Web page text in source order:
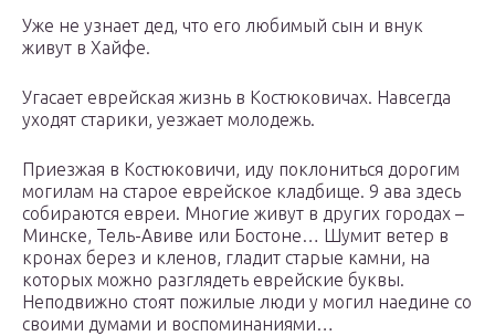
Уже не узнает дед, что его любимый сын и внук
живут в Хайфе.
Угасает еврейская жизнь в Костюковичах. Навсегда
уходят старики, уезжает молодежь.
Приезжая в Костюковичи, иду поклониться дорогим
могилам на старое еврейское кладбище. 9 ава здесь
собираются евреи. Многие живут в других городах –
Минске, Тель-Авиве или Бостоне… Шумит ветер в
кронах берез и кленов, гладит старые камни, на
которых можно разглядеть еврейские буквы.
Неподвижно стоят пожилые люди у могил наедине со
своими думами и воспоминаниями…